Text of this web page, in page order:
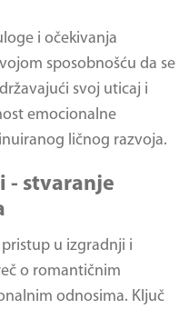
i očekivanja
sposobnošću da se
svoj uticaj i
emocionalne
ličnog razvoja.
- stvaranje
u izgradnji i
o romantičnim
odnosima. Ključ